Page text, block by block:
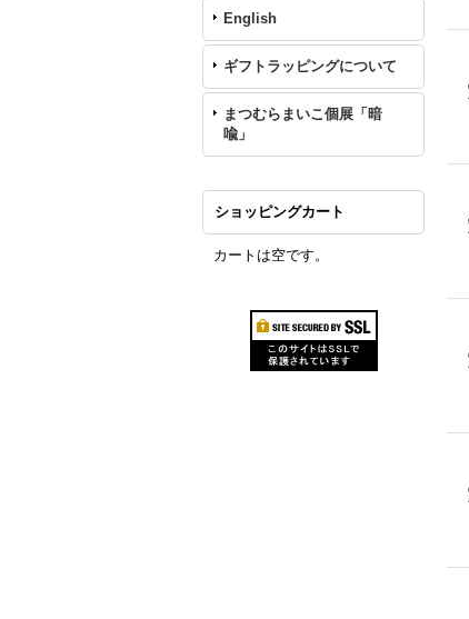
English
ギフトラッピングについて
まつむらまいこ個展「暗
喩」
ショッピングカート
カートは空です。